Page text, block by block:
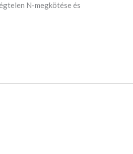
N-megkötése és